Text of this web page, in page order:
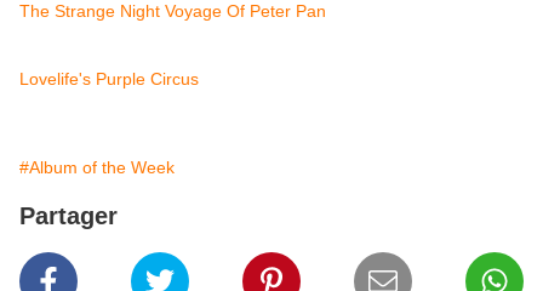
The Strange Night Voyage Of Peter Pan
Lovelife's Purple Circus
#Album of the Week
Partager